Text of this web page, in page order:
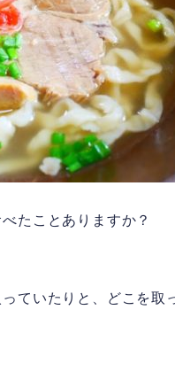
たことありますか？
ていたりと、どこを取